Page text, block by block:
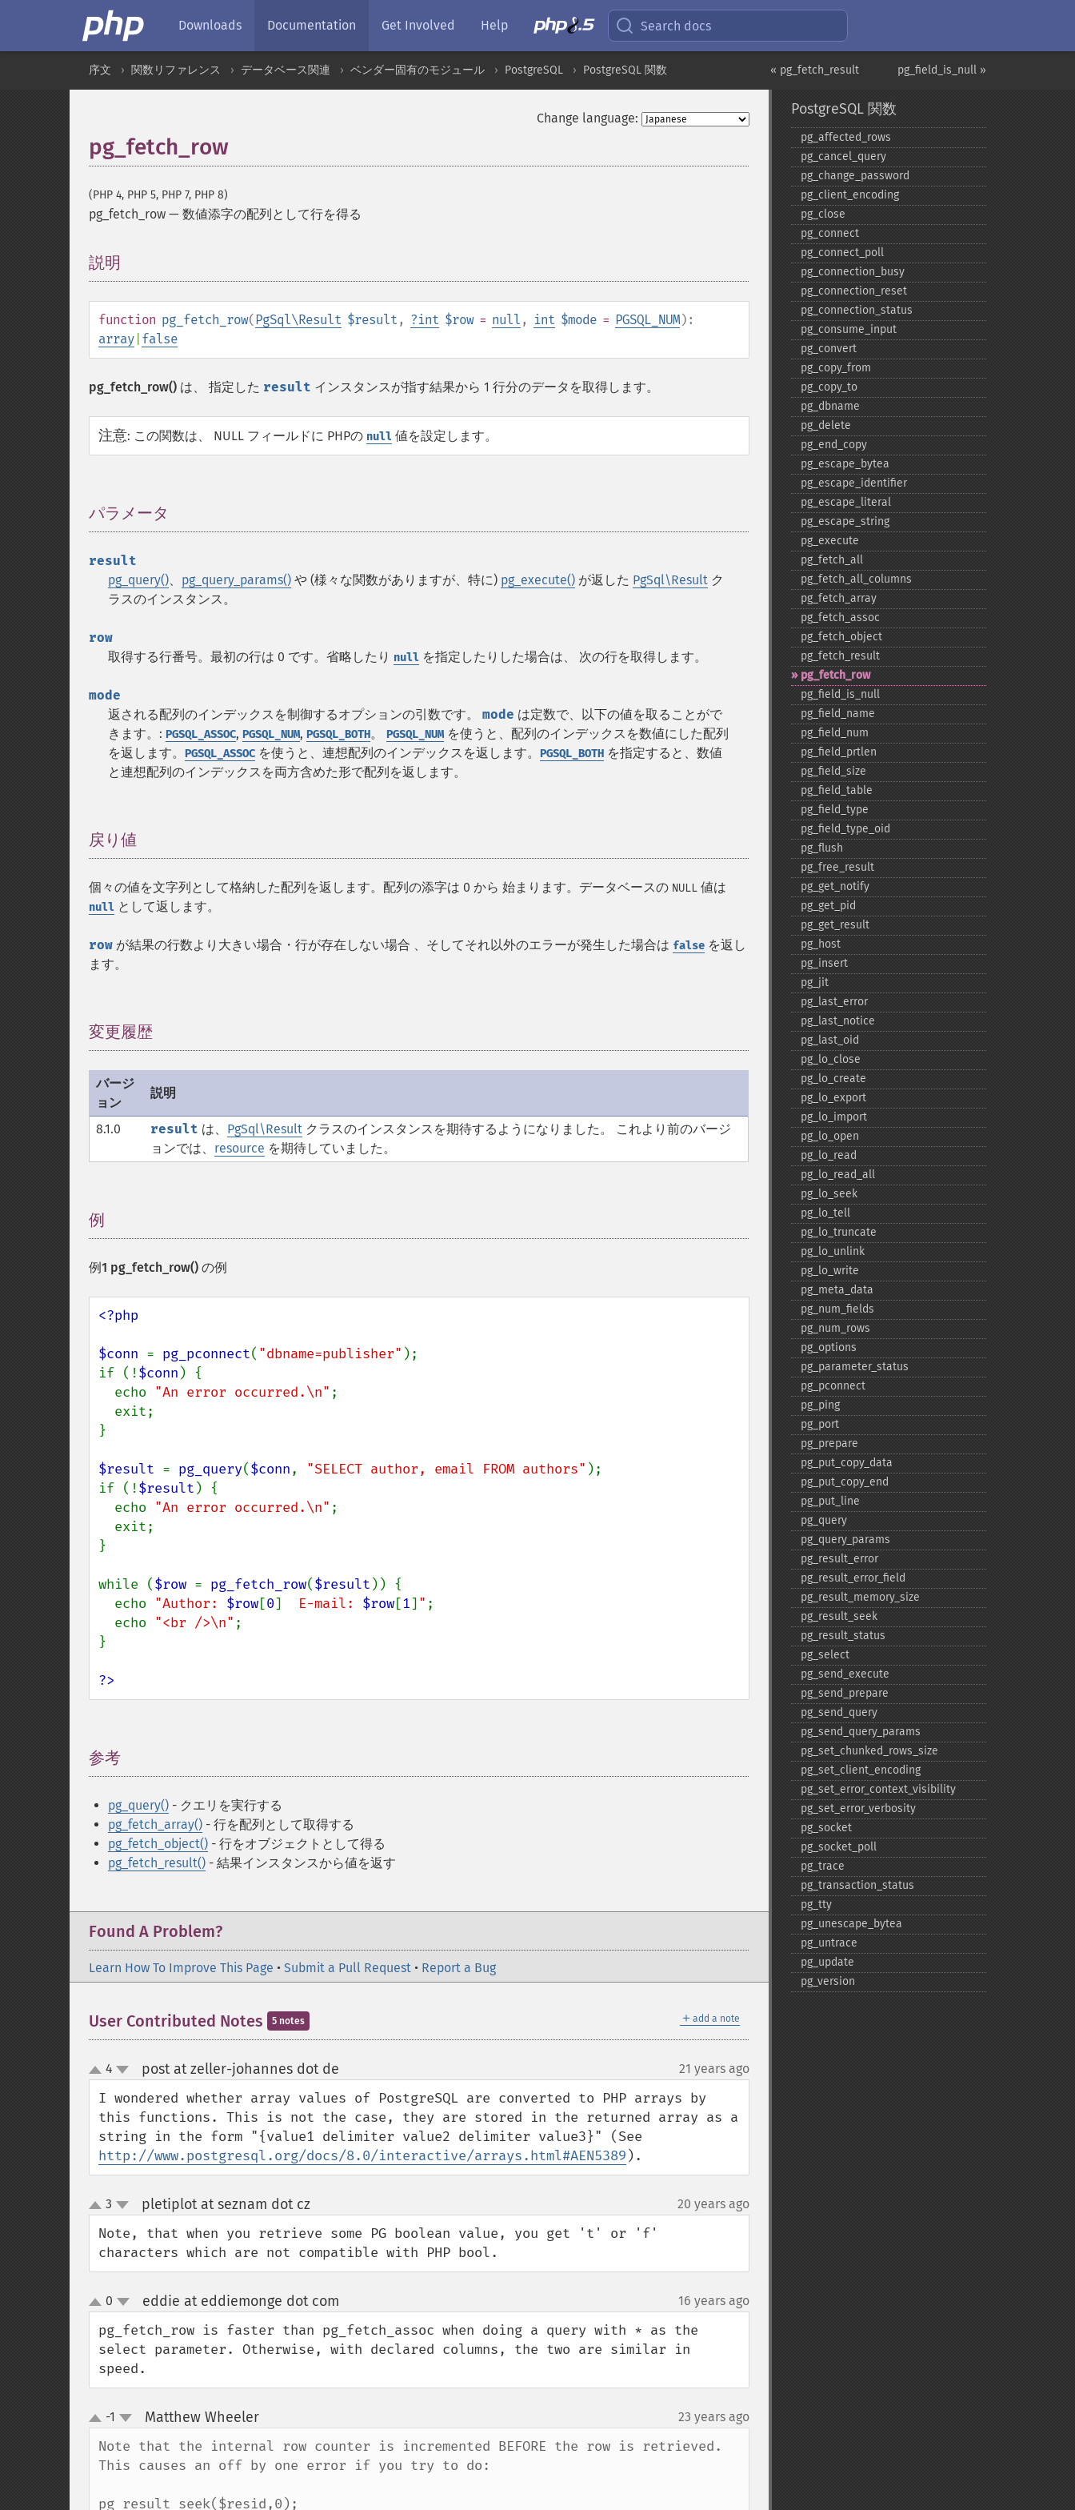
Downloads Documentation Get Involved Help Search docs
pg_field_is_null »
« pg_fetch_result
序文 関数リファレンス データベース関連 ベンダー固有のモジュール PostgreSQL PostgreSQL 関数
Change language:
pg_fetch_row
(PHP 4, PHP 5, PHP 7, PHP 8)
pg_fetch_row — 数値添字の配列として行を得る
説明
function pg_fetch_row(PgSql\Result $result , ?int $row= null , int $mode = PGSQL_NUM):
array false
pg_fetch_row() は、 指定した result インスタンスが指す結果から 1 行分のデータを取得します。
注意: この関数は、 NULL フィールドに PHPの null 値を設定します。
パラメータ
result
pg_query()、 pg_query_params() や (様々な関数がありますが、特に) pg_execute() が返した PgSql\Result ク
ラスのインスタンス。
row
取得する行番号。最初の行は 0 です。省略したり null を指定したりした場合は、 次の行を取得します。
mode
返される配列のインデックスを制御するオプションの引数です。 mode は定数で、以下の値を取ることがで
きます。: PGSQL_ASSOC, PGSQL_NUM, PGSQL_BOTH。 PGSQL_NUMを使うと、配列のインデックスを数値にした配列
を返します。 PGSQL_ASSOC を使うと、連想配列のインデックスを返します。 PGSQL_BOTH を指定すると、数値
と連想配列のインデックスを両方含めた形で配列を返します。
戻り値
個々の値を文字列として格納した配列を返します。配列の添字は 0 から 始まります。データベースの NULL 値は
null として返します。
row が結果の行数より大きい場合・行が存在しない場合 、そしてそれ以外のエラーが発生した場合は false を返し
ます。
変更履歴
バージ
ョン
説明
8.1.0 result は、 PgSql\Result クラスのインスタンスを期待するようになりました。 これより前のバージ
ョンでは、 resource を期待していました。
例
例1 pg_fetch_row() の例
<?php
$conn = pg_pconnect( "dbname=publisher" );
if (!$conn ) {
  echo
"An error occurred.\n" ;
}
$result = pg_query($conn, "SELECT author, email FROM authors" );
if (!$result ) {
  echo
"An error occurred.\n" ;
}
while ($row = pg_fetch_row($result )) {
  echo
"Author: $row[0]
  E-mail:
$row[1] " ;
  echo
"<br />\n" ;
}
?>
参考
pg_query() - クエリを実行する
pg_fetch_array() - 行を配列として取得する
pg_fetch_object() - 行をオブジェクトとして得る
pg_fetch_result() - 結果インスタンスから値を返す
Found A Problem?
Learn How To Improve This Page • Submit a Pull Request • Report a Bug
＋ add a note
User Contributed Notes 5 notes
up
down
4 post at zeller-johannes dot de 21 years ago
I wondered whether array values of PostgreSQL are converted to PHP arrays by
this functions. This is not the case, they are stored in the returned array as a
http://www.postgresql.org/docs/8.0/interactive/arrays.html#AEN5389 ).
up
down
3 pletiplot at seznam dot cz¶ 20 years ago
Note, that when you retrieve some PG boolean value, you get 't' or 'f'
characters which are not compatible with PHP bool.
up
down
0 eddie at eddiemonge dot com 16 years ago
pg_fetch_row is faster than pg_fetch_assoc when doing a query with * as the
select parameter. Otherwise, with declared columns, the two are similar in
speed.
up
down
-1 Matthew Wheeler¶ 23 years ago
Note that the internal row counter is incremented BEFORE the row is retrieved.
This causes an off by one error if you try to do:
pg_result_seek($resid,0);
PostgreSQL 関数
pg_​affected_​rows
pg_​cancel_​query
pg_​change_​password
pg_​client_​encoding
pg_​close
pg_​connect
pg_​connect_​poll
pg_​connection_​busy
pg_​connection_​reset
pg_​connection_​status
pg_​consume_​input
pg_​convert
pg_​copy_​from
pg_​copy_​to
pg_​dbname
pg_​delete
pg_​end_​copy
pg_​escape_​bytea
pg_​escape_​identifier
pg_​escape_​literal
pg_​escape_​string
pg_​execute
pg_​fetch_​all
pg_​fetch_​all_​columns
pg_​fetch_​array
pg_​fetch_​assoc
pg_​fetch_​object
pg_​fetch_​result
pg_​fetch_​row
pg_​field_​is_​null
pg_​field_​name
pg_​field_​num
pg_​field_​prtlen
pg_​field_​size
pg_​field_​table
pg_​field_​type
pg_​field_​type_​oid
pg_​flush
pg_​free_​result
pg_​get_​notify
pg_​get_​pid
pg_​get_​result
pg_​host
pg_​insert
pg_​jit
pg_​last_​error
pg_​last_​notice
pg_​last_​oid
pg_​lo_​close
pg_​lo_​create
pg_​lo_​export
pg_​lo_​import
pg_​lo_​open
pg_​lo_​read
pg_​lo_​read_​all
pg_​lo_​seek
pg_​lo_​tell
pg_​lo_​truncate
pg_​lo_​unlink
pg_​lo_​write
pg_​meta_​data
pg_​num_​fields
pg_​num_​rows
pg_​options
pg_​parameter_​status
pg_​pconnect
pg_​ping
pg_​port
pg_​prepare
pg_​put_​copy_​data
pg_​put_​copy_​end
pg_​put_​line
pg_​query
pg_​query_​params
pg_​result_​error
pg_​result_​error_​field
pg_​result_​memory_​size
pg_​result_​seek
pg_​result_​status
pg_​select
pg_​send_​execute
pg_​send_​prepare
pg_​send_​query
pg_​send_​query_​params
pg_​set_​chunked_​rows_​size
pg_​set_​client_​encoding
pg_​set_​error_​context_​visibility
pg_​set_​error_​verbosity
pg_​socket
pg_​socket_​poll
pg_​trace
pg_​transaction_​status
pg_​tty
pg_​unescape_​bytea
pg_​untrace
pg_​update
pg_​version